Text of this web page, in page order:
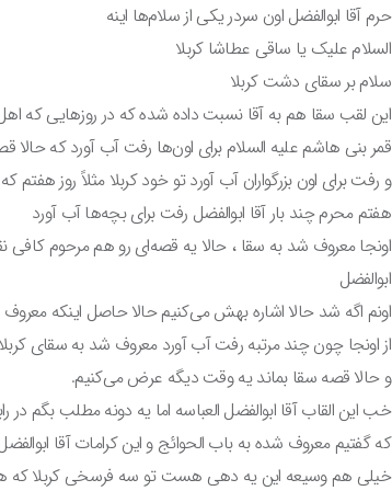
حرم آقا ابوالفضل اون سردر یکی از سلام‌ها اینه
السلام علیک یا ساقی عطاشا کربلا
سلام بر سقای دشت کربلا
این لقب سقا هم به آقا نسبت داده شده که در روزهایی که
قمر بنی هاشم علیه السلام برای اون‌ها رفت آب آورد که حالا
و رفت برای اون بزرگواران آب آورد تو خود کربلا مثلاً روز هفتم
هفتم محرم چند بار آقا ابوالفضل رفت برای بچه‌ها آب آورد
اونجا معروف شد به سقا ، حالا یه قصه‌ای رو هم مرحوم
ابوالفضل
اونم اگه شد حالا اشاره بهش می‌کنیم حالا حاصل اینکه
از اونجا چون چند مرتبه رفت آب آورد معروف شد به سقای کربلا
و حالا قصه سقا بماند یه وقت دیگه عرض می‌کنیم.
خب این القاب آقا ابوالفضل العباسه اما یه دونه مطلب بگم در
که گفتیم معروف شده به باب الحوائج و این کرامات آقا
خیلی هم وسیعه این یه دهی هست تو سه فرسخی کربلا که